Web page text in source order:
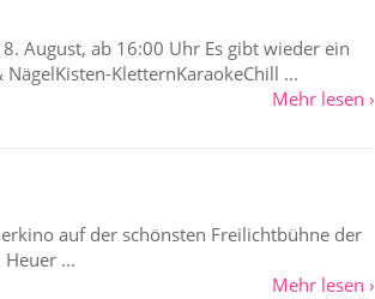
August, ab 16:00 Uhr Es gibt wieder ein
KletternKaraokeChill ...
Mehr lesen ›
auf der schönsten Freilichtbühne der
...
Mehr lesen ›